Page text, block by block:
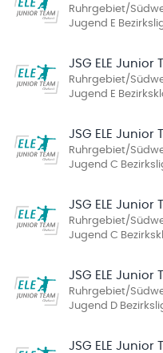
Ruhrgebiet/
Jugend E
JSG ELE Junior
Ruhrgebiet/
Jugend E
JSG ELE Junior
Ruhrgebiet/
Jugend C
JSG ELE Junior
Ruhrgebiet/
Jugend C
JSG ELE Junior
Ruhrgebiet/
Jugend D
JSG ELE Junior